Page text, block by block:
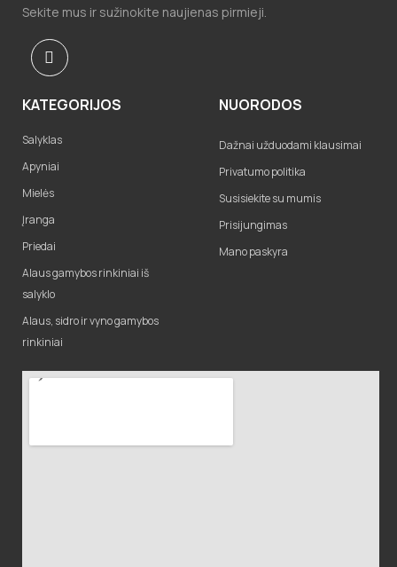
Sekite mus ir sužinokite naujienas pirmieji.
KATEGORIJOS
Salyklas
Apyniai
Mielės
Įranga
Priedai
Alaus gamybos rinkiniai iš
salyklo
Alaus, sidro ir vyno gamybos
rinkiniai
NUORODOS
Dažnai užduodami klausimai
Privatumo politika
Susisiekite su mumis
Prisijungimas
Mano paskyra